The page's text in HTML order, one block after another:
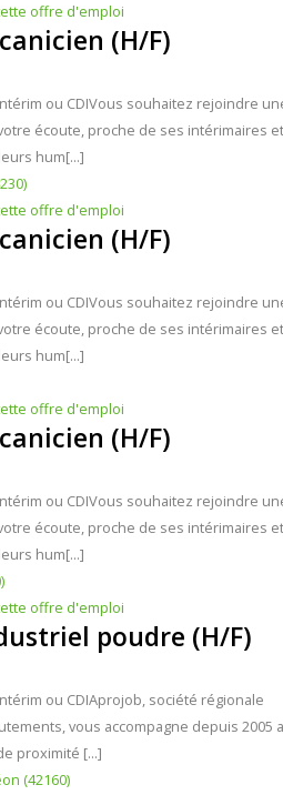
offre d'emploi
(H/F)
ou CDIVous souhaitez rejoindre
écoute, proche de ses intérimaires et
hum[...]
offre d'emploi
(H/F)
ou CDIVous souhaitez rejoindre
écoute, proche de ses intérimaires et
hum[...]
offre d'emploi
(H/F)
ou CDIVous souhaitez rejoindre
écoute, proche de ses intérimaires et
hum[...]
offre d'emploi
poudre (H/F)
ou CDIAprojob, société régionale
vous accompagne depuis 2005
proximité [...]
(42160)